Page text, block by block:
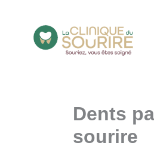
contenu
Dents
sourire